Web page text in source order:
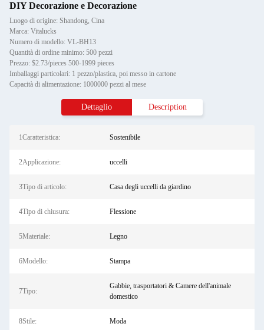
DIY Decorazione e Decorazione
Luogo di origine: Shandong, Cina
Marca: Vitalucks
Numero di modello: VL-BH13
Quantità di ordine minimo: 500 pezzi
Prezzo: $2.73/pieces 500-1999 pieces
Imballaggi particolari: 1 pezzo/plastica, poi messo in cartone
Capacità di alimentazione: 1000000 pezzi al mese
Dettaglio Description
1Caratteristica: Sostenibile
2Applicazione: uccelli
3Tipo di articolo: Casa degli uccelli da giardino
4Tipo di chiusura: Flessione
5Materiale: Legno
6Modello: Stampa
7Tipo:
Gabbie, trasportatori & Camere dell'animale
domestico
8Stile: Moda